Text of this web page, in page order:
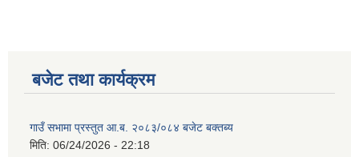
बजेट तथा कार्यक्रम
गाउँ सभामा प्रस्तुत आ.ब. २०८३/०८४ बजेट बक्तब्य
मिति: 06/24/2026 - 22:18